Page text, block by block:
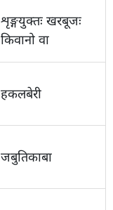
शृङ्गयुक्तः खरबूजः
किवानो वा
हकलबेरी
जबुतिकाबा